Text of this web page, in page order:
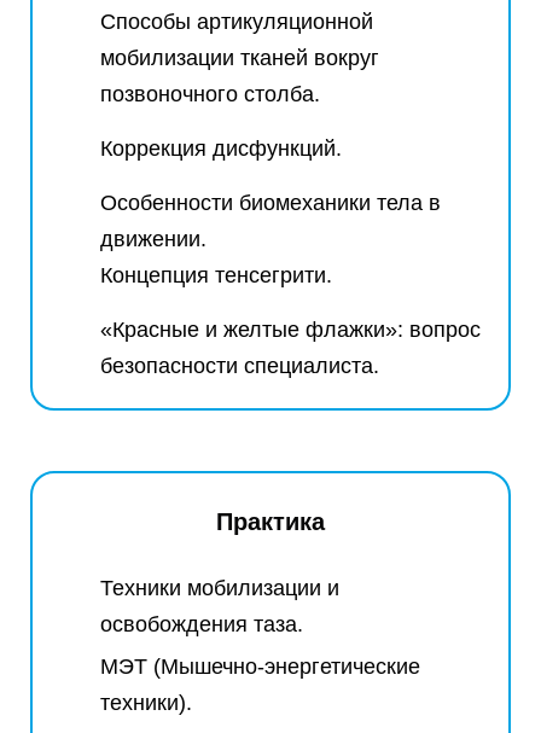
Способы артикуляционной
мобилизации тканей вокруг
позвоночного столба.
Коррекция дисфункций.
Особенности биомеханики тела в
движении.
Концепция тенсегрити.
«Красные и желтые флажки»: вопрос
безопасности специалиста.
Практика
Техники мобилизации и
освобождения таза.
МЭТ (Мышечно-энергетические
техники).